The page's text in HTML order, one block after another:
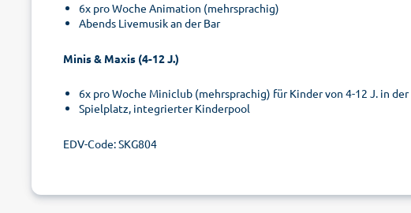
6x pro Woche Animation (mehrsprachig)
Abends Livemusik an der Bar
Minis & Maxis (4-12 J.)
6x pro Woche Miniclub (mehrsprachig) für Kinder von 4-12 J. in
Spielplatz, integrierter Kinderpool
EDV-Code: SKG804